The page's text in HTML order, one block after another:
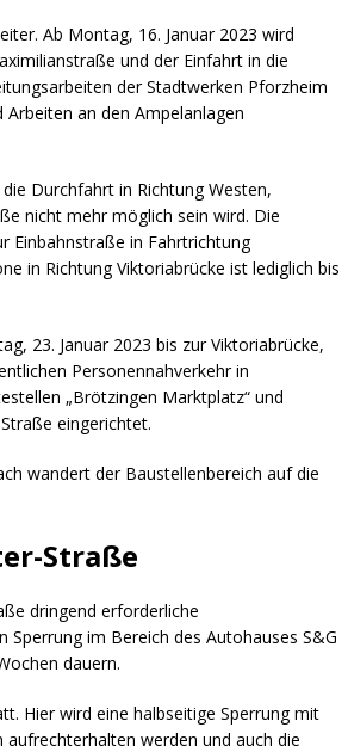
Ab Montag, 16. Januar 2023 wird
und der Einfahrt in die
der Stadtwerken Pforzheim
an den Ampelanlagen
Durchfahrt in Richtung Westen,
nicht mehr möglich sein wird. Die
Einbahnstraße in Fahrtrichtung
in Richtung Viktoriabrücke ist lediglich bis
23. Januar 2023 bis zur Viktoriabrücke,
Personennahverkehr in
„Brötzingen Marktplatz“ und
eingerichtet.
wandert der Baustellenbereich auf die
Straße
dringend erforderliche
im Bereich des Autohauses S&G
dauern.
Hier wird eine halbseitige Sperrung mit
werden und auch die